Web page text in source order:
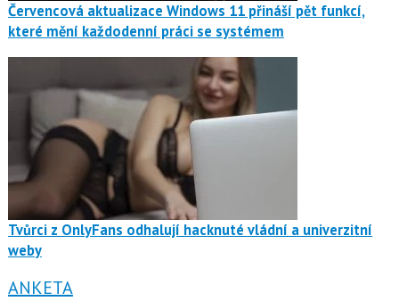
Červencová aktualizace Windows 11 přináší pět funkcí,
které mění každodenní práci se systémem
Tvůrci z OnlyFans odhalují hacknuté vládní a univerzitní
weby
ANKETA